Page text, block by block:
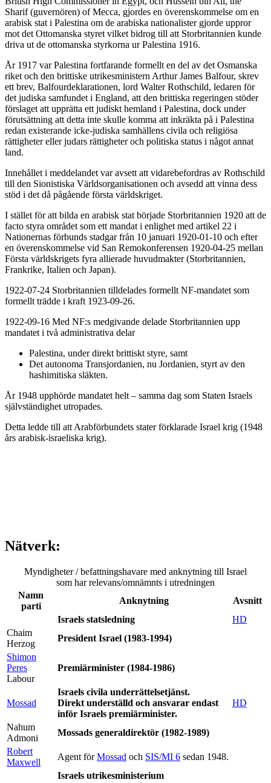
Sharif (guvernören) of Mecca, gjordes en överenskommelse om en
arabisk stat i Palestina om de arabiska nationalister gjorde uppror
mot det Ottomanska styret vilket bidrog till att Storbritannien kunde
driva ut de ottomanska styrkorna ur Palestina 1916.
År 1917 var Palestina fortfarande formellt en del av det Osmanska
riket och den brittiske utrikesministern Arthur James Balfour, skrev
ett brev, Balfourdeklarationen, lord Walter Rothschild, ledaren för
det judiska samfundet i England, att den brittiska regeringen stöder
förslaget att upprätta ett judiskt hemland i Palestina, dock under
förutsättning att detta inte skulle komma att inkräkta på i Palestina
redan existerande icke-judiska samhällens civila och religiösa
rättigheter eller judars rättigheter och politiska status i något annat
land.
Innehållet i meddelandet var avsett att vidarebefordras av Rothschild
till den Sionistiska Världsorganisationen och avsedd att vinna dess
stöd i det då pågående första världskriget.
I stället för att bilda en arabisk stat började Storbritannien 1920 att de
facto styra området som ett mandat i enlighet med artikel 22 i
Nationernas förbunds stadgar från 10 januari 1920-01-10 och efter
en överenskommelse vid San Remokonferensen 1920-04-25 mellan
Första världskrigets fyra allierade huvudmakter (Storbritannien,
Frankrike, Italien och Japan).
1922-07-24 Storbritannien tilldelades formellt NF-mandatet som
formellt trädde i kraft 1923-09-26.
1922-09-16 Med NF:s medgivande delade Storbritannien upp
mandatet i två administrativa delar
Palestina, under direkt brittiskt styre, samt
Det autonoma Transjordanien, nu Jordanien, styrt av den
hashimitiska släkten.
År 1948 upphörde mandatet helt – samma dag som Staten Israels
självständighet utropades.
Detta ledde till att Arabförbundets stater förklarade Israel krig (1948
års arabisk-israeliska krig).
Nätverk:
Myndigheter / befattningshavare med anknytning till Israel
som har relevans/omnämnts i utredningen
Namn
parti
Anknytning
Avsnitt
Israels statsledning
HD
Chaim
Herzog
President Israel (1983-1994)
Shimon
Peres
Labour
Premiärminister (1984-1986)
Mossad
Israels civila underrättelsetjänst.
Direkt underställd och ansvarar endast
inför Israels premiärminister.
HD
Nahum
Admoni
Mossads generaldirektör (1982-1989)
Robert
Maxwell
Agent förMossad och SIS/MI 6 sedan 1948.
Israels utrikesministerium